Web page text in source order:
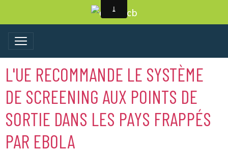
L'UE RECOMMANDE LE SYSTÈME
DE SCREENING AUX POINTS DE
SORTIE DANS LES PAYS FRAPPÉS
PAR EBOLA